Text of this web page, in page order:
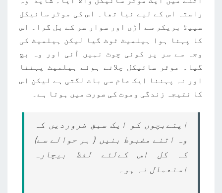
راستہ اس کے لیے نیا تھا۔ اس کی موٹر سائیکل
سپیڈ بریکر سے اُڑی اور سوار سر کے بل گرا۔ اس
کا پہنا ہوا ہیلمیٹ ٹوٹ گیا لیکن ہیلمیٹ کی
وجہ سے سر پر کوئی چوٹ نہیں آئی اور وہ بچ
گیا۔ موٹر سائیکل چلاتے ہوئے ہیلمیٹ پہننا
اور نہ پہننا ایک عام سی بات لگتی ہے لیکن اس
کا نتیجہ زندگی وموت کی صورت میں ہوتا ہے۔
اپنےبچوں کو ایک سبق ضروردیں کہ
وہ اتنے مضبوط بنیں ( ہر حوالے سے)
کہ کل اس کےلئے لفظ بیچارہ
استعمال نہ ہو۔